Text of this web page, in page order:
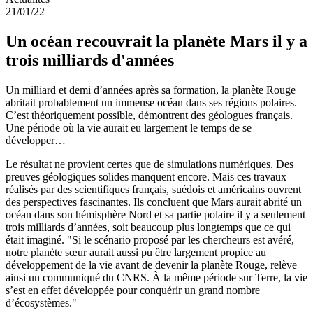
21/01/22
Un océan recouvrait la planète Mars il y a
trois milliards d'années
Un milliard et demi d’années après sa formation, la planète Rouge
abritait probablement un immense océan dans ses régions polaires.
C’est théoriquement possible, démontrent des géologues français.
Une période où la vie aurait eu largement le temps de se
développer…
Le résultat ne provient certes que de simulations numériques. Des
preuves géologiques solides manquent encore. Mais ces travaux
réalisés par des scientifiques français, suédois et américains ouvrent
des perspectives fascinantes. Ils concluent que Mars aurait abrité un
océan dans son hémisphère Nord et sa partie polaire il y a seulement
trois milliards d’années, soit beaucoup plus longtemps que ce qui
était imaginé. "Si le scénario proposé par les chercheurs est avéré,
notre planète sœur aurait aussi pu être largement propice au
développement de la vie avant de devenir la planète Rouge, relève
ainsi un communiqué du CNRS. À la même période sur Terre, la vie
s’est en effet développée pour conquérir un grand nombre
d’écosystèmes."